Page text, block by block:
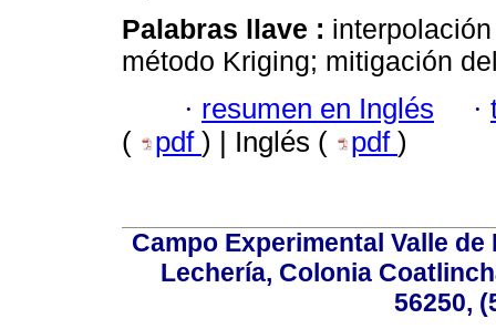
Palabras llave :
método Kriging; mitigación
· resumen en Inglés ·
(
pdf ) | Inglés ( pdf )
Campo Experimental Valle
Lechería, Colonia
56250,